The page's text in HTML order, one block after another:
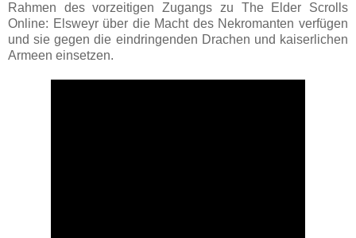
Rahmen des vorzeitigen Zugangs zu The Elder Scrolls
Online: Elsweyr über die Macht des Nekromanten verfügen
und sie gegen die eindringenden Drachen und kaiserlichen
Armeen einsetzen.